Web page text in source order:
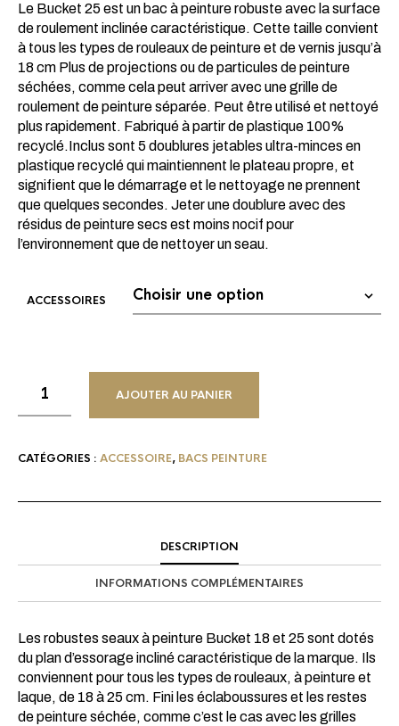
Le Bucket 25 est un bac à peinture robuste avec la surface
de roulement inclinée caractéristique. Cette taille convient
à tous les types de rouleaux de peinture et de vernis jusqu’à
18 cm Plus de projections ou de particules de peinture
séchées, comme cela peut arriver avec une grille de
roulement de peinture séparée. Peut être utilisé et nettoyé
plus rapidement. Fabriqué à partir de plastique 100%
recyclé.Inclus sont 5 doublures jetables ultra-minces en
plastique recyclé qui maintiennent le plateau propre, et
signifient que le démarrage et le nettoyage ne prennent
que quelques secondes. Jeter une doublure avec des
résidus de peinture secs est moins nocif pour
l’environnement que de nettoyer un seau.
ACCESSOIRES
AJOUTER AU PANIER
CATÉGORIES : ACCESSOIRE, BACS PEINTURE
DESCRIPTION
INFORMATIONS COMPLÉMENTAIRES
Les robustes seaux à peinture Bucket 18 et 25 sont dotés
du plan d’essorage incliné caractéristique de la marque. Ils
conviennent pour tous les types de rouleaux, à peinture et
laque, de 18 à 25 cm. Fini les éclaboussures et les restes
de peinture séchée, comme c’est le cas avec les grilles